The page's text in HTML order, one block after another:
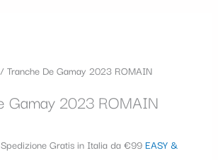
De Gamay 2023 ROMAIN
Gamay 2023 ROMAIN
Spedizione Gratis in Italia da €99EASY &